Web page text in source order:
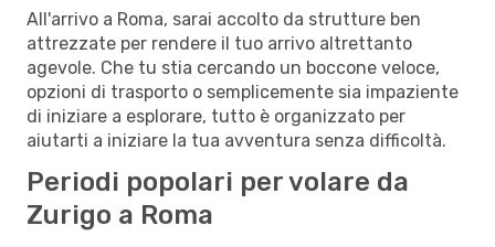
All'arrivo a Roma, sarai accolto da strutture ben
attrezzate per rendere il tuo arrivo altrettanto
agevole. Che tu stia cercando un boccone veloce,
opzioni di trasporto o semplicemente sia impaziente
di iniziare a esplorare, tutto è organizzato per
aiutarti a iniziare la tua avventura senza difficoltà.
Periodi popolari per volare da
Zurigo a Roma